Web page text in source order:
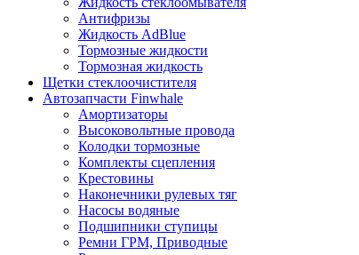
Антифризы
Жидкость AdBlue
Тормозные жидкости
Тормозная жидкость
Щетки стеклоочистителя
Автозапчасти Finwhale
Амортизаторы
Высоковольтные провода
Колодки тормозные
Комплекты сцепления
Крестовины
Наконечники рулевых тяг
Насосы водяные
Подшипники ступицы
Ремни ГРМ, Приводные